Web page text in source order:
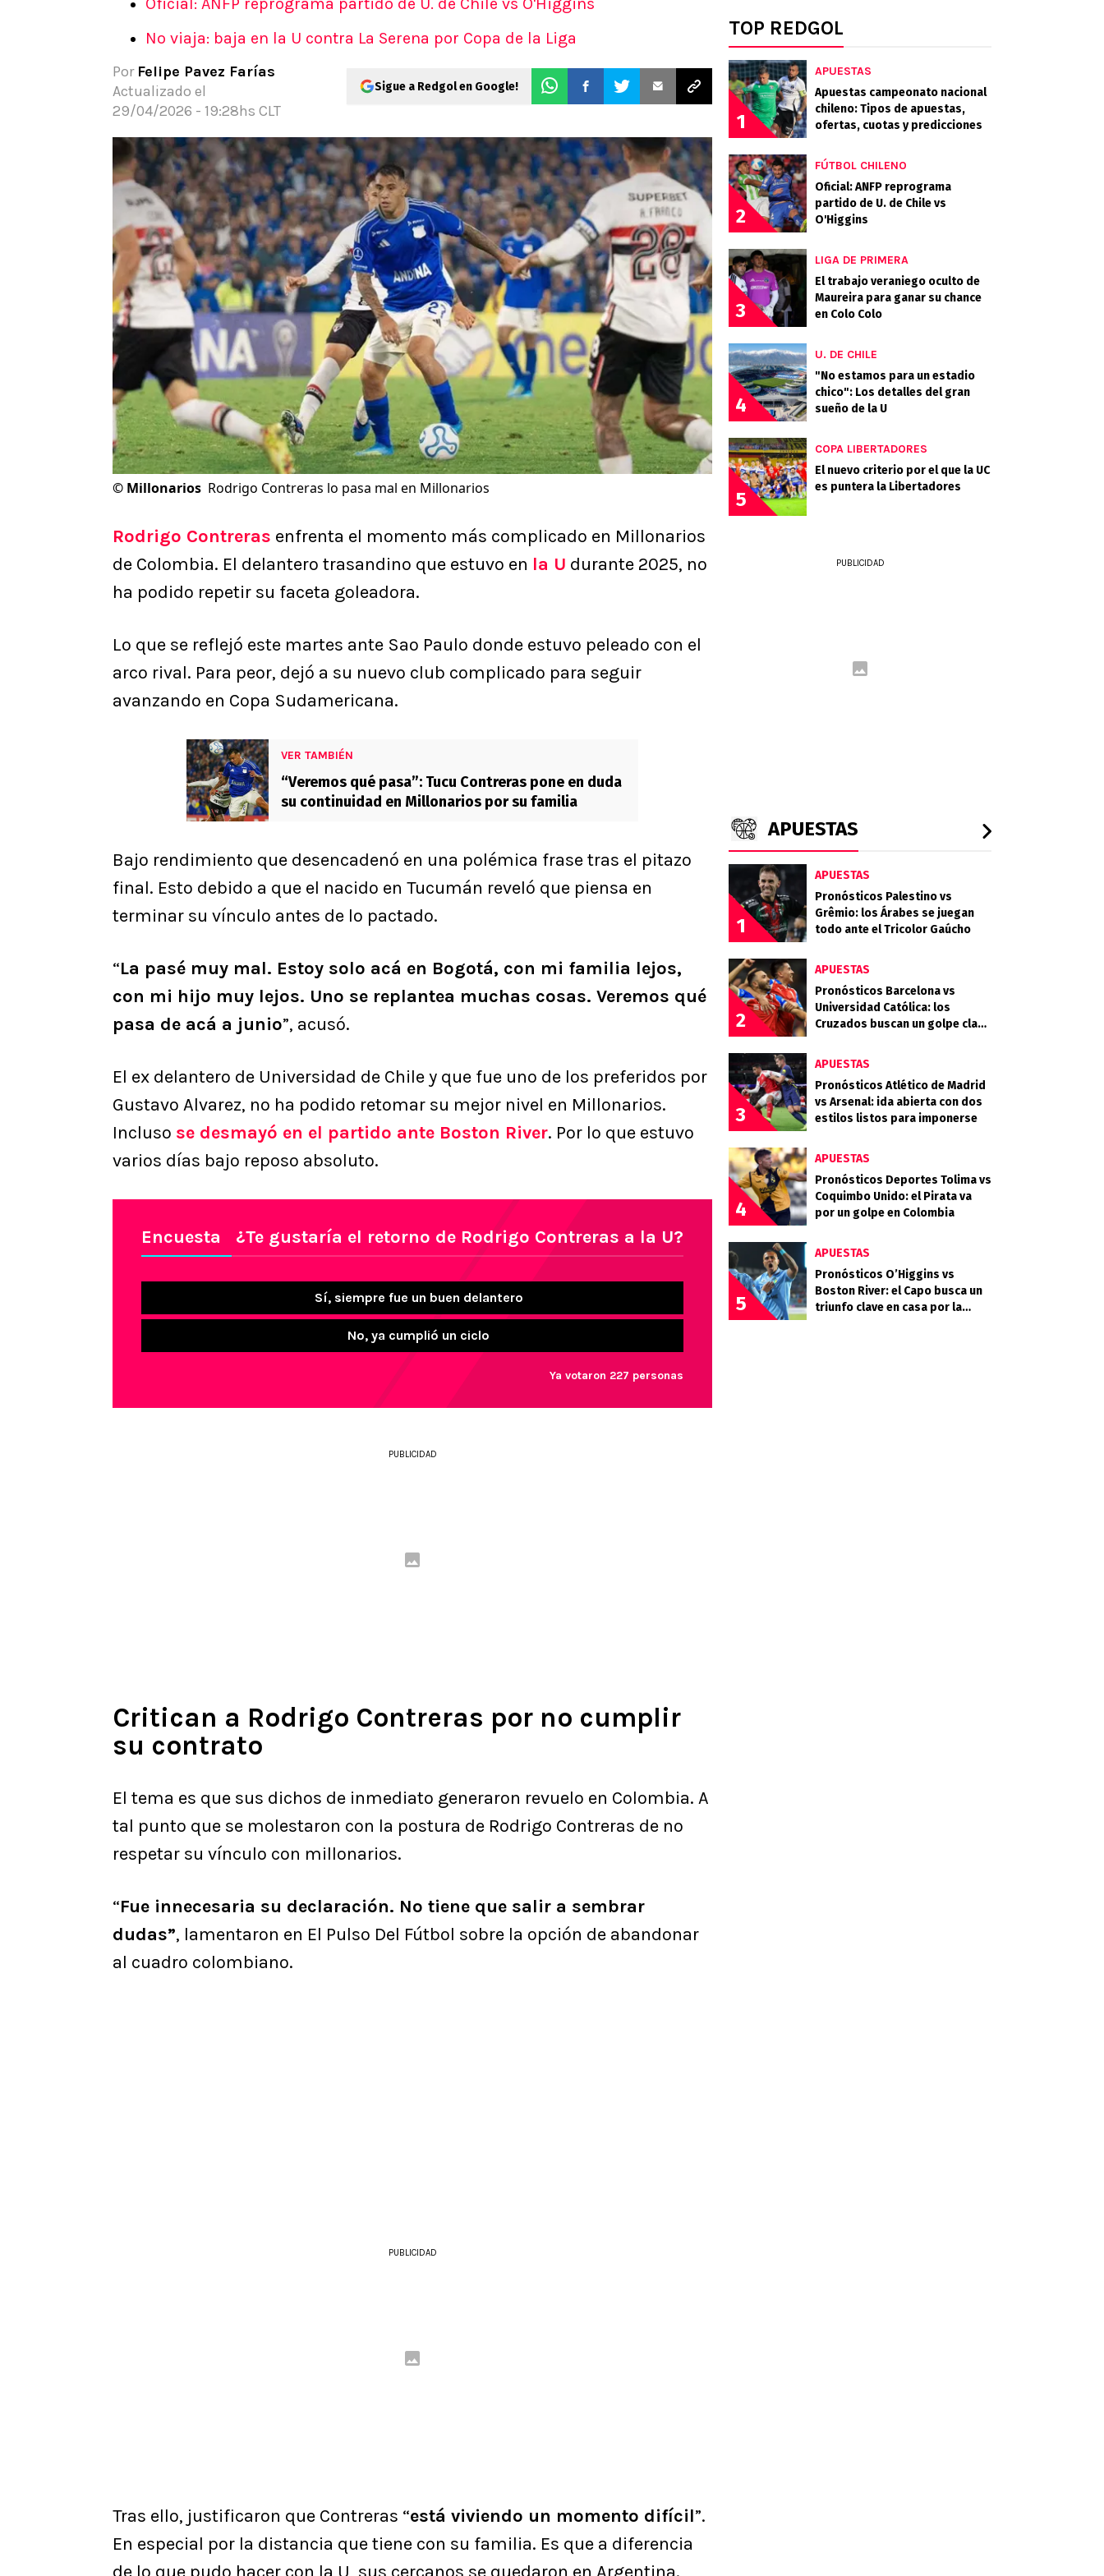
Pronósticos
No viaja: baja en la U contra La Serena por Copa de la Liga
Por Felipe Pavez Farías
Actualizado el
29/04/2026 - 19:28hs CLT
Sigue a Redgol en Google!
© Millonarios Rodrigo Contreras lo pasa mal en Millonarios
Rodrigo Contreras enfrenta el momento más complicado en Millonarios
de Colombia. El delantero trasandino que estuvo en la U durante 2025, no
ha podido repetir su faceta goleadora.
Lo que se reflejó este martes ante Sao Paulo donde estuvo peleado con el
arco rival. Para peor, dejó a su nuevo club complicado para seguir
avanzando en Copa Sudamericana.
VER TAMBIÉN
“Veremos qué pasa”: Tucu Contreras pone en duda
su continuidad en Millonarios por su familia
Bajo rendimiento que desencadenó en una polémica frase tras el pitazo
final. Esto debido a que el nacido en Tucumán reveló que piensa en
terminar su vínculo antes de lo pactado.
“La pasé muy mal. Estoy solo acá en Bogotá, con mi familia lejos,
con mi hijo muy lejos. Uno se replantea muchas cosas. Veremos qué
pasa de acá a junio”, acusó.
El ex delantero de Universidad de Chile y que fue uno de los preferidos por
Gustavo Alvarez, no ha podido retomar su mejor nivel en Millonarios.
Incluso se desmayó en el partido ante Boston River. Por lo que estuvo
varios días bajo reposo absoluto.
Encuesta ¿Te gustaría el retorno de Rodrigo Contreras a la U?
Sí, siempre fue un buen delantero
No, ya cumplió un ciclo
Ya votaron 227 personas
PUBLICIDAD
Critican a Rodrigo Contreras por no cumplir
su contrato
El tema es que sus dichos de inmediato generaron revuelo en Colombia. A
tal punto que se molestaron con la postura de Rodrigo Contreras de no
respetar su vínculo con millonarios.
“Fue innecesaria su declaración. No tiene que salir a sembrar
dudas”, lamentaron en El Pulso Del Fútbol sobre la opción de abandonar
al cuadro colombiano.
PUBLICIDAD
Tras ello, justificaron que Contreras “está viviendo un momento difícil”.
En especial por la distancia que tiene con su familia. Es que a diferencia
TOP REDGOL
1
APUESTAS
Apuestas campeonato nacional
chileno: Tipos de apuestas,
ofertas, cuotas y predicciones
2
FÚTBOL CHILENO
Oficial: ANFP reprograma
partido de U. de Chile vs
O'Higgins
3
LIGA DE PRIMERA
El trabajo veraniego oculto de
Maureira para ganar su chance
en Colo Colo
4
U. DE CHILE
"No estamos para un estadio
chico": Los detalles del gran
sueño de la U
5
COPA LIBERTADORES
El nuevo criterio por el que la UC
es puntera la Libertadores
PUBLICIDAD
APUESTAS
1
APUESTAS
Pronósticos Palestino vs
Grêmio: los Árabes se juegan
todo ante el Tricolor Gaúcho
2
APUESTAS
Pronósticos Barcelona vs
Universidad Católica: los
Cruzados buscan un golpe clave
3
APUESTAS
Pronósticos Atlético de Madrid
vs Arsenal: ida abierta con dos
estilos listos para imponerse
4
APUESTAS
Pronósticos Deportes Tolima vs
Coquimbo Unido: el Pirata va
por un golpe en Colombia
5
APUESTAS
Pronósticos O’Higgins vs
Boston River: el Capo busca un
triunfo clave en casa por la